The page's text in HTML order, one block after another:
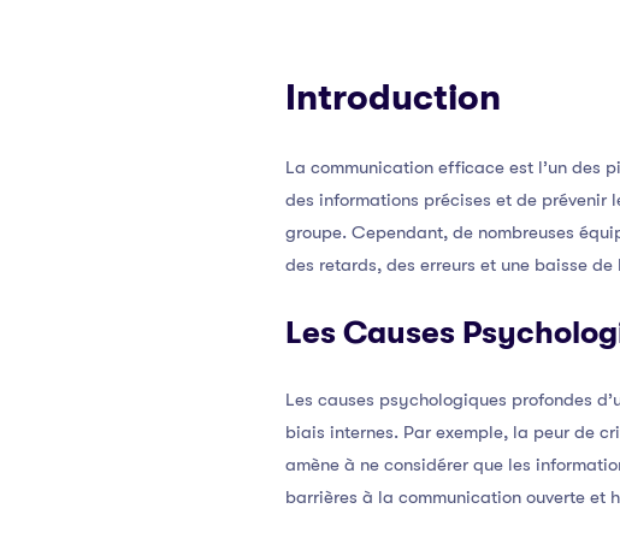
Introduction
La communication efficace est l’un des
des informations précises et de prévenir
groupe. Cependant, de nombreuses
des retards, des erreurs et une baisse
Les Causes
Les causes psychologiques profondes
biais internes. Par exemple, la peur de
amène à ne considérer que les
barrières à la communication ouverte et